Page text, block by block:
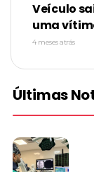
Veículo
uma
4 meses atrás
Últimas